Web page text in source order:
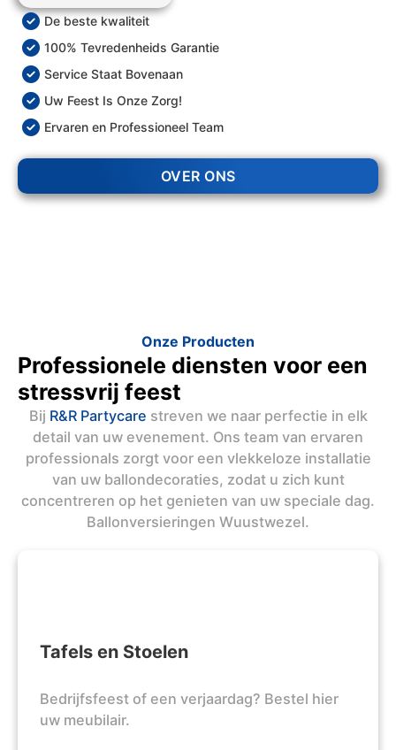
De beste kwaliteit
100% Tevredenheids Garantie
Service Staat Bovenaan
Uw Feest Is Onze Zorg!
Ervaren en Professioneel Team
OVER ONS
Onze Producten
Professionele diensten voor een
stressvrij feest
Bij R&R Partycare streven we naar perfectie in elk
detail van uw evenement. Ons team van ervaren
professionals zorgt voor een vlekkeloze installatie
van uw ballondecoraties, zodat u zich kunt
concentreren op het genieten van uw speciale dag.
Ballonversieringen Wuustwezel.
Tafels en Stoelen
Bedrijfsfeest of een verjaardag? Bestel hier
uw meubilair.